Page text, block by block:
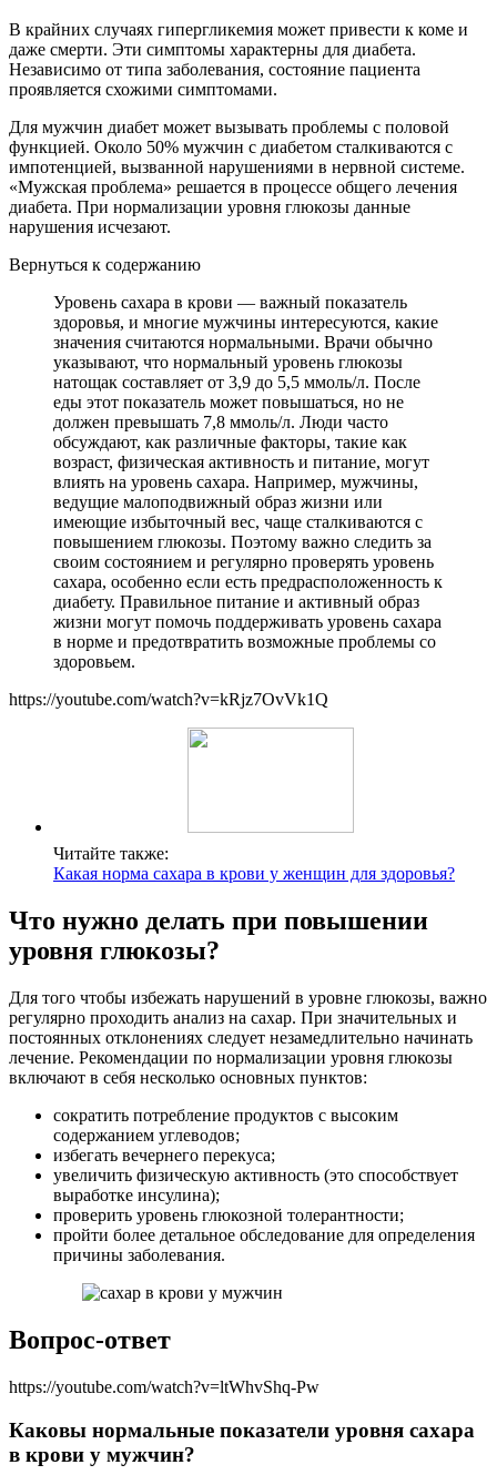
В крайних случаях гипергликемия может привести к коме и
даже смерти. Эти симптомы характерны для диабета.
Независимо от типа заболевания, состояние пациента
проявляется схожими симптомами.
Для мужчин диабет может вызывать проблемы с половой
функцией. Около 50% мужчин с диабетом сталкиваются с
импотенцией, вызванной нарушениями в нервной системе.
«Мужская проблема» решается в процессе общего лечения
диабета. При нормализации уровня глюкозы данные
нарушения исчезают.
Вернуться к содержанию
Уровень сахара в крови — важный показатель
здоровья, и многие мужчины интересуются, какие
значения считаются нормальными. Врачи обычно
указывают, что нормальный уровень глюкозы
натощак составляет от 3,9 до 5,5 ммоль/л. После
еды этот показатель может повышаться, но не
должен превышать 7,8 ммоль/л. Люди часто
обсуждают, как различные факторы, такие как
возраст, физическая активность и питание, могут
влиять на уровень сахара. Например, мужчины,
ведущие малоподвижный образ жизни или
имеющие избыточный вес, чаще сталкиваются с
повышением глюкозы. Поэтому важно следить за
своим состоянием и регулярно проверять уровень
сахара, особенно если есть предрасположенность к
диабету. Правильное питание и активный образ
жизни могут помочь поддерживать уровень сахара
в норме и предотвратить возможные проблемы со
здоровьем.
https://youtube.com/watch?v=kRjz7OvVk1Q
Читайте также:
Какая норма сахара в крови у женщин для здоровья?
Что нужно делать при повышении
уровня глюкозы?
Для того чтобы избежать нарушений в уровне глюкозы, важно
регулярно проходить анализ на сахар. При значительных и
постоянных отклонениях следует незамедлительно начинать
лечение. Рекомендации по нормализации уровня глюкозы
включают в себя несколько основных пунктов:
сократить потребление продуктов с высоким
содержанием углеводов;
избегать вечернего перекуса;
увеличить физическую активность (это способствует
выработке инсулина);
проверить уровень глюкозной толерантности;
пройти более детальное обследование для определения
причины заболевания.
Вопрос-ответ
https://youtube.com/watch?v=ltWhvShq-Pw
Каковы нормальные показатели уровня сахара
в крови у мужчин?